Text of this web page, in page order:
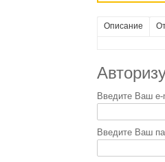
Описание
Введите Ваш e-
Введите Ваш